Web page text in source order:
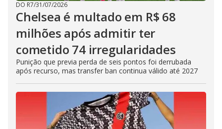
DO R7/31/07/2026
Chelsea é multado em R$ 68
milhões após admitir ter
cometido 74 irregularidades
Punição que previa perda de seis pontos foi derrubada
após recurso, mas transfer ban continua válido até 2027